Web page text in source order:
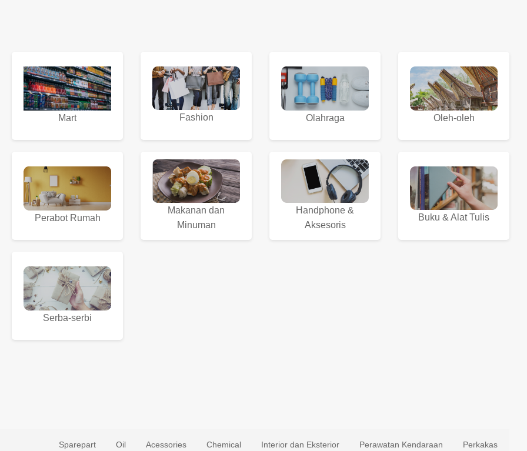
Mart Fashion Olahraga Oleh-oleh
Perabot Rumah
Makanan dan
Minuman
Handphone &
Aksesoris
Buku & Alat Tulis
Serba-serbi
Sparepart Oil Acessories Chemical Interior dan Eksterior Perawatan Kendaraan Perkakas